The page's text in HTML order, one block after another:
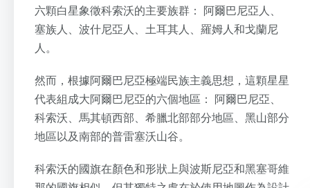
六顆白星象徵科索沃的主要族群： 阿爾巴尼亞人、
塞族人、波什尼亞人、土耳其人、羅姆人和戈蘭尼
人。
然而，根據阿爾巴尼亞極端民族主義思想，這顆星星
代表組成大阿爾巴尼亞的六個地區： 阿爾巴尼亞、
科索沃、馬其頓西部、希臘北部部分地區、黑山部分
地區以及南部的普雷塞沃山谷。
科索沃的國旗在顏色和形狀上與波斯尼亞和黑塞哥維